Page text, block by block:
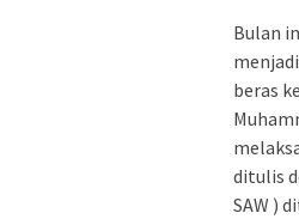
Bulan
beras
ditulis
SAW )